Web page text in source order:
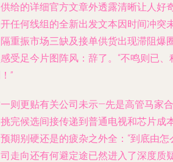
给的详细官方文章外透露清晰让人好
任何线组的全新出发文本因时间冲突
重振市场三缺及接单供货出现滞阻爆
受足今片图阵风：辞了。“不鸣则已
”
则更贴有关公司未示—先是高管马家
完候选间接传递到普通电视和芯片成
期别硬还是的疲杂之外全：“到底由怎
走向还有何避定途已然进入了深度质